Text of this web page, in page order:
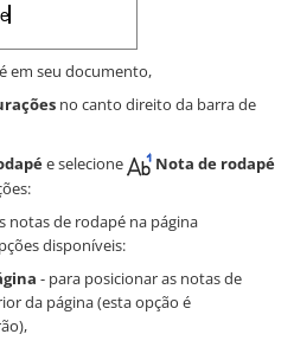
em seu documento,
no canto direito da barra de
e selecione
Nota de rodapé
notas de rodapé na página
disponíveis:
- para posicionar as notas de
da página (esta opção é